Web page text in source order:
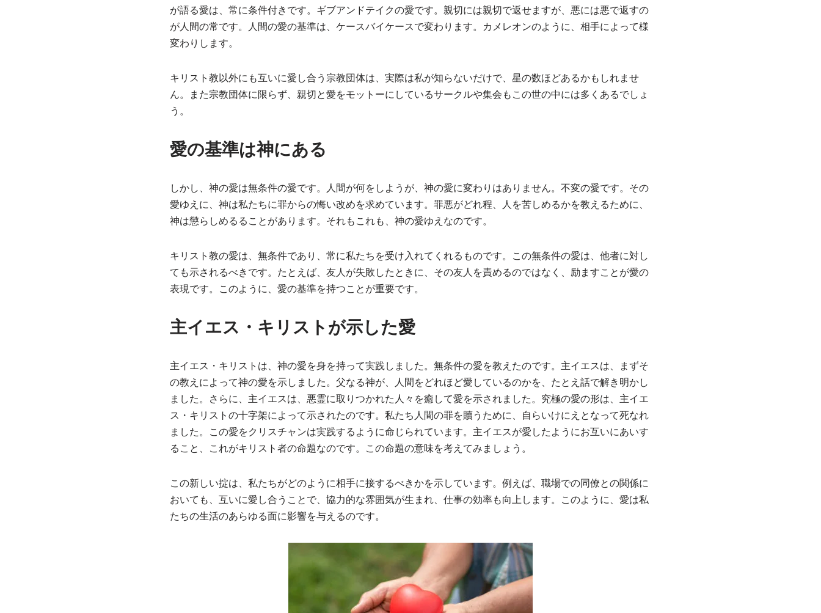
が語る愛は、常に条件付きです。ギブアンドテイクの愛です。親切には親切で返せますが、悪には悪で返すの
が人間の常です。人間の愛の基準は、ケースバイケースで変わります。カメレオンのように、相手によって様
変わりします。
キリスト教以外にも互いに愛し合う宗教団体は、実際は私が知らないだけで、星の数ほどあるかもしれませ
ん。また宗教団体に限らず、親切と愛をモットーにしているサークルや集会もこの世の中には多くあるでしょ
う。
愛の基準は神にある
しかし、神の愛は無条件の愛です。人間が何をしようが、神の愛に変わりはありません。不変の愛です。その
愛ゆえに、神は私たちに罪からの悔い改めを求めています。罪悪がどれ程、人を苦しめるかを教えるために、
神は懲らしめるることがあります。それもこれも、神の愛ゆえなのです。
キリスト教の愛は、無条件であり、常に私たちを受け入れてくれるものです。この無条件の愛は、他者に対し
ても示されるべきです。たとえば、友人が失敗したときに、その友人を責めるのではなく、励ますことが愛の
表現です。このように、愛の基準を持つことが重要です。
主イエス・キリストが示した愛
主イエス・キリストは、神の愛を身を持って実践しました。無条件の愛を教えたのです。主イエスは、まずそ
の教えによって神の愛を示しました。父なる神が、人間をどれほど愛しているのかを、たとえ話で解き明かし
ました。さらに、主イエスは、悪霊に取りつかれた人々を癒して愛を示されました。究極の愛の形は、主イエ
ス・キリストの十字架によって示されたのです。私たち人間の罪を贖うために、自らいけにえとなって死なれ
ました。この愛をクリスチャンは実践するように命じられています。主イエスが愛したようにお互いにあいす
ること、これがキリスト者の命題なのです。この命題の意味を考えてみましょう。
この新しい掟は、私たちがどのように相手に接するべきかを示しています。例えば、職場での同僚との関係に
おいても、互いに愛し合うことで、協力的な雰囲気が生まれ、仕事の効率も向上します。このように、愛は私
たちの生活のあらゆる面に影響を与えるのです。